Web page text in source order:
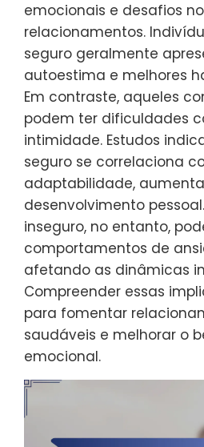
emocionais e desafios
relacionamentos.
seguro geralmente
autoestima e melhores
Em contraste, aqueles
podem ter dificuldades
intimidade. Estudos
seguro se correlaciona
adaptabilidade,
desenvolvimento
inseguro, no entanto,
comportamentos de
afetando as dinâmicas
Compreender essas
para fomentar
saudáveis e melhorar o
emocional.